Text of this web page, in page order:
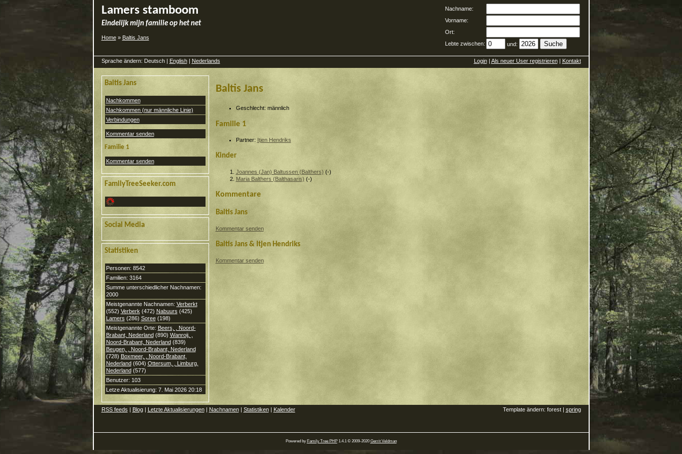
Nachname:
Vorname:
Ort:
Lebte zwischen:
und:
Lamers stamboom
Eindelijk mijn familie op het net
Home» Baltis Jans
Sprache ändern: Deutsch | English| Nederlands Login| Als neuer User registrieren| Kontakt
Baltis Jans
Nachkommen
Nachkommen (nur männliche Linie)
Verbindungen
Kommentar senden
Familie 1
Kommentar senden
FamilyTreeSeeker.com
Social Media
Statistiken
Personen: 8542
Familien: 3164
Summe unterschiedlicher Nachnamen:
2000
Meistgenannte Nachnamen: Verberkt
(552) Verberk (472) Nabuurs (425)
Lamers (286) Soree(198)
Meistgenannte Orte: Beers, , Noord-
Brabant, Nederland(890) Wanroij, ,
Noord-Brabant, Nederland(839)
Beugen, , Noord-Brabant, Nederland
(728) Boxmeer, , Noord-Brabant,
Nederland(604) Ottersum, , Limburg,
Nederland(577)
Benutzer: 103
Letze Aktualisierung: 7. Mai 2026 20:18
Baltis Jans
Geschlecht: männlich
Familie 1
Partner: Itjen Hendriks
Kinder
Joannes (Jan) Baltussen (Balthers) (-)
Maria Balthers (Balthasaris) (-)
Kommentare
Baltis Jans
Kommentar senden
Baltis Jans & Itjen Hendriks
Kommentar senden
Template ändern: forest | spring
RSS feeds | Blog| Letzte Aktualisierungen| Nachnamen| Statistiken| Kalender
Powered by Family Tree PHP1.4.1 © 2009-2020 Gerrit Veldman